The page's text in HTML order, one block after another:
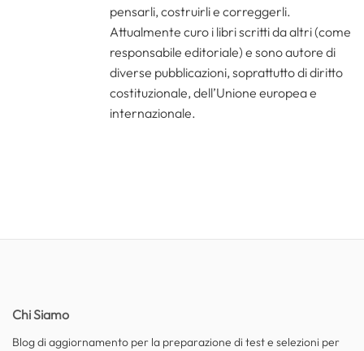
pensarli, costruirli e correggerli.
Attualmente curo i libri scritti da altri (come
responsabile editoriale) e sono autore di
diverse pubblicazioni, soprattutto di diritto
costituzionale, dell’Unione europea e
internazionale.
Chi Siamo
Blog di aggiornamento per la preparazione di test e selezioni per